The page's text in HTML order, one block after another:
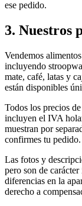
ese pedido.
3. Nuestros
Vendemos
incluyendo
mate, café, latas y
están disponibles
Todos los precios
incluyen el IVA
muestran por
confirmes tu pedido.
Las fotos y
pero son de
diferencias en la
derecho a